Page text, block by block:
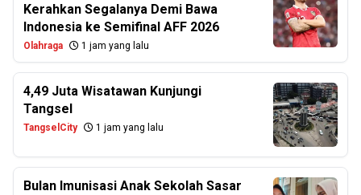
Kerahkan Segalanya Demi Bawa
Indonesia ke Semifinal AFF 2026
Olahraga 1 jam yang lalu
4,49 Juta Wisatawan Kunjungi
Tangsel
TangselCity 1 jam yang lalu
Bulan Imunisasi Anak Sekolah Sasar